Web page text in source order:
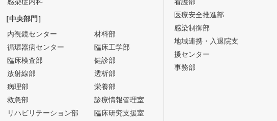
［中央部門］
内視鏡センター
循環器病センター
臨床検査部
放射線部
病理部
救急部
リハビリテーション部
材料部
臨床工学部
健診部
透析部
栄養部
診療情報管理室
臨床研究支援室
医療安全推進部
感染制御部
地域連携・入退院支
援センター
事務部